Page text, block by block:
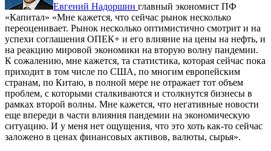
Евгений Надоршин главный экономист ПФ
«Капитал» «Мне кажется, что сейчас рынок несколько
переоценивает. Рынок несколько оптимистично смотрит и на
успехи соглашения ОПЕК+ и его влияние на цены на нефть, и
на реакцию мировой экономики на вторую волну пандемии.
К сожалению, мне кажется, та статистика, которая сейчас пока
приходит в том числе по США, по многим европейским
странам, по Китаю, в полной мере не отражает тот объем
проблем, с которыми сталкиваются и столкнутся бизнесы в
рамках второй волны. Мне кажется, что негативные новости
еще впереди в части влияния пандемии на экономическую
ситуацию. И у меня нет ощущения, что это хоть как-то сейчас
заложено в ценах финансовых активов, валюты, сырья».